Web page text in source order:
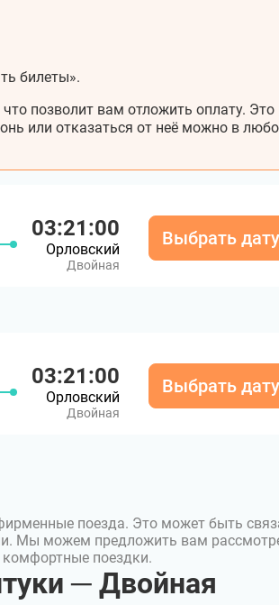
билеты».
позволит вам отложить оплату. Это
или отказаться от неё можно в
03:21:00
Орловский
Двойная
Выбрать дату
03:21:00
Орловский
Двойная
Выбрать дату
поезда. Это может быть
Мы можем предложить вам
поездки.
─ Двойная